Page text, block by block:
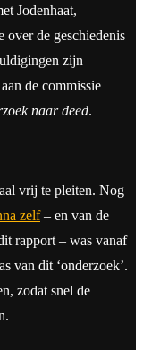
Jodenhaat,
over de geschiedenis
zijn
de commissie
naar deed.
vrij te pleiten. Nog
zelf– en van de
rapport – was vanaf
van dit ‘onderzoek’.
zodat snel de